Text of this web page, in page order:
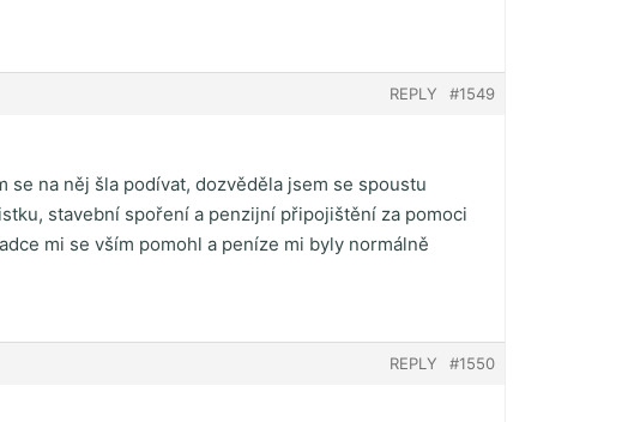
#1549
REPLY
se na něj šla podívat, dozvěděla jsem se spoustu
stavební spoření a penzijní připojištění za pomoci
mi se vším pomohl a peníze mi byly normálně
#1550
REPLY